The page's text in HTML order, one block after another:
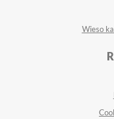
Wieso